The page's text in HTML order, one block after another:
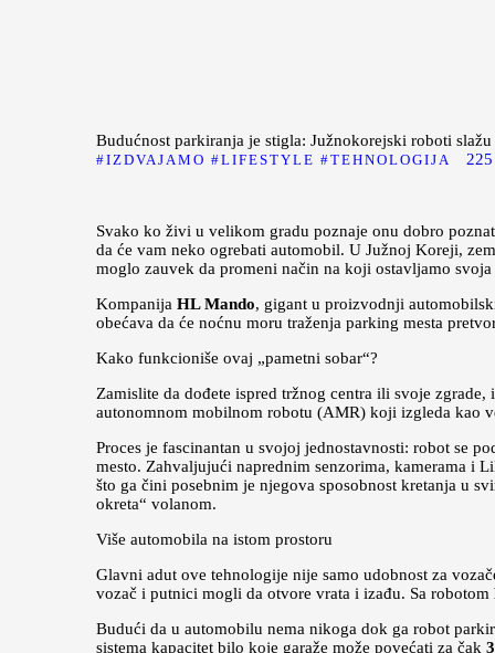
Budućnost parkiranja je stigla: Južnokorejski roboti
IZDVAJAMO LIFESTYLE TEHNOLOGIJA 225
Svako ko živi u velikom gradu poznaje onu dobro
da će vam neko ogrebati automobil. U Južnoj Koreji,
moglo zauvek da promeni način na koji ostavljamo
Kompanija HL Mando, gigant u proizvodnji
obećava da će noćnu moru traženja parking mesta
Kako funkcioniše ovaj „pametni sobar“?
Zamislite da dođete ispred tržnog centra ili svoje
autonomnom mobilnom robotu (AMR) koji izgleda kao
Proces je fascinantan u svojoj jednostavnosti: robot se
mesto. Zahvaljujući naprednim senzorima, kamerama i
što ga čini posebnim je njegova sposobnost kretanja u
okreta“ volanom.
Više automobila na istom prostoru
Glavni adut ove tehnologije nije samo udobnost za
vozač i putnici mogli da otvore vrata i izađu. Sa robotom
Budući da u automobilu nema nikoga dok ga robot
sistema kapacitet bilo koje garaže može povećati za čak